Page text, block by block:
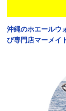
沖縄のホエールウ
び専門店マーメイ